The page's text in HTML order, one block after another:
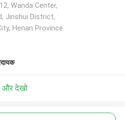
Wanda Center,
Jinshui District,
Henan Province
और देखो